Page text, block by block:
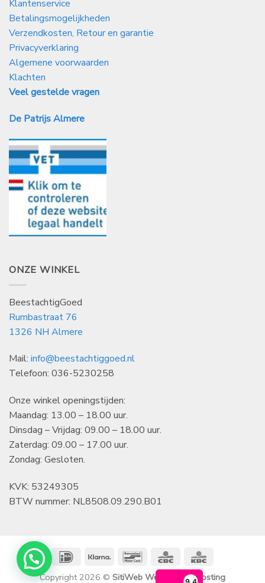
9,4
Klantenservice
Betalingsmogelijkheden
Verzendkosten, Retour en garantie
Privacyverklaring
Algemene voorwaarden
Klachten
Veel gestelde vragen
De Patrijs Almere
ONZE WINKEL
BeestachtigGoed
Rumbastraat 76
1326 NH Almere
Mail: info@beestachtiggoed.nl
Telefoon: 036-5230258
Onze winkel openingstijden:
Maandag: 13.00 – 18.00 uur.
Dinsdag – Vrijdag: 09.00 – 18.00 uur.
Zaterdag: 09.00 – 17.00 uur.
Zondag: Gesloten.
KVK: 53249305
BTW nummer: NL8508.09.290.B01
IDeal Klarna BancontactCBC
Copyright 2026 © SitiWeb Websites en Hosting